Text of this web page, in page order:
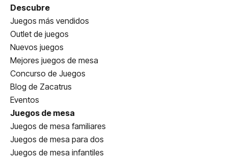
Descubre
Juegos más vendidos
Outlet de juegos
Nuevos juegos
Mejores juegos de mesa
Concurso de Juegos
Blog de Zacatrus
Eventos
Juegos de mesa
Juegos de mesa familiares
Juegos de mesa para dos
Juegos de mesa infantiles